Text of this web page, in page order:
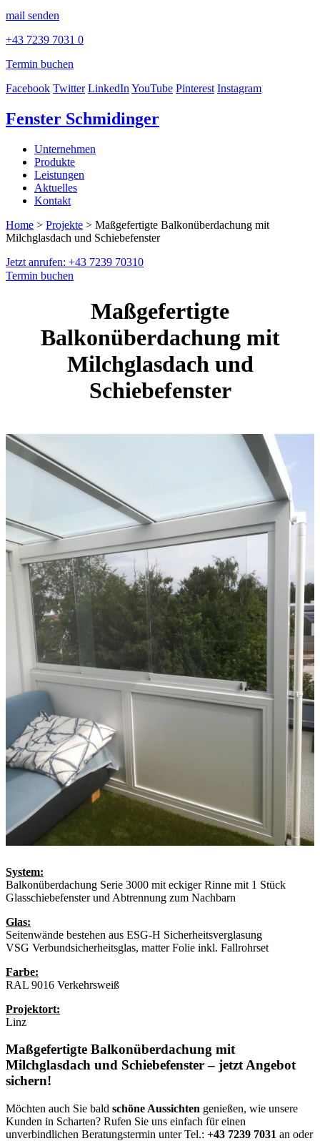
mail senden
+43 7239 7031 0
Termin buchen
Facebook Twitter LinkedInYouTube Pinterest Instagram
Fenster Schmidinger
Unternehmen
Produkte
Leistungen
Aktuelles
Kontakt
Home > Projekte > Maßgefertigte Balkonüberdachung mit
Milchglasdach und Schiebefenster
Jetzt anrufen: +43 7239 70310
Termin buchen
Maßgefertigte
Balkonüberdachung mit
Milchglasdach und
Schiebefenster
System:
Balkonüberdachung Serie 3000 mit eckiger Rinne mit 1 Stück
Glasschiebefenster und Abtrennung zum Nachbarn
Glas:
Seitenwände bestehen aus ESG-H Sicherheitsverglasung
VSG Verbundsicherheitsglas, matter Folie inkl. Fallrohrset
Farbe:
RAL 9016 Verkehrsweiß
Projektort:
Linz
Maßgefertigte Balkonüberdachung mit
Milchglasdach und Schiebefenster – jetzt Angebot
sichern!
Möchten auch Sie bald schöne Aussichten genießen, wie unsere
Kunden in Scharten? Rufen Sie uns einfach für einen
unverbindlichen Beratungstermin unter Tel.: +43 7239 7031 an oder